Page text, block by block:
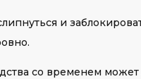
и
со временем может